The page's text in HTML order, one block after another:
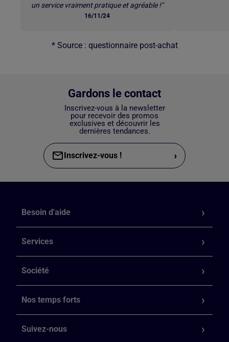
un service vraiment pratique et agréable !"
16/11/24
* Source : questionnaire post-achat
Gardons le contact
Inscrivez-vous à la newsletter
pour recevoir des promos
exclusives et découvrir les
dernières tendances.
Inscrivez-vous ! ›
Besoin d'aide
Services
Société
Nos temps forts
Suivez-nous